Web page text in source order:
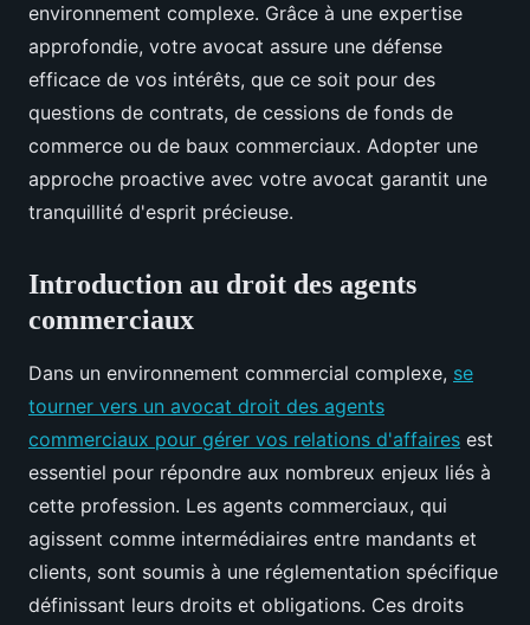
environnement complexe. Grâce à une expertise
approfondie, votre avocat assure une défense
efficace de vos intérêts, que ce soit pour des
questions de contrats, de cessions de fonds de
commerce ou de baux commerciaux. Adopter une
approche proactive avec votre avocat garantit une
tranquillité d'esprit précieuse.
Introduction au droit des agents
commerciaux
Dans un environnement commercial complexe, se
tourner vers un avocat droit des agents
commerciaux pour gérer vos relations d'affaires est
essentiel pour répondre aux nombreux enjeux liés à
cette profession. Les agents commerciaux, qui
agissent comme intermédiaires entre mandants et
clients, sont soumis à une réglementation spécifique
définissant leurs droits et obligations. Ces droits